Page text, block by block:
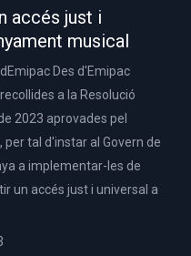
accés just i
musical
Des d'Emipac
a la Resolució
2023 aprovades pel
tal d'instar al Govern de
a implementar-les de
un accés just i universal a